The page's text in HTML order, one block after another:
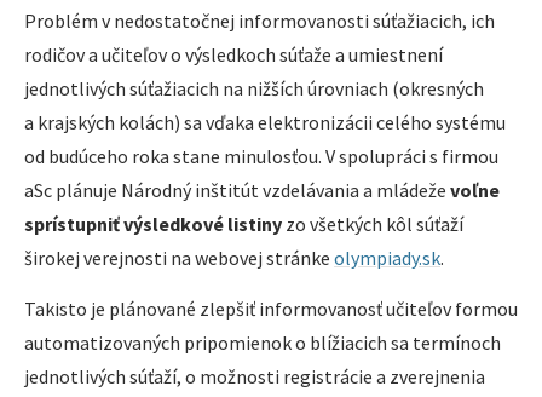
Problém v nedostatočnej informovanosti súťažiacich, ich
rodičov a učiteľov o výsledkoch súťaže a umiestnení
jednotlivých súťažiacich na nižších úrovniach (okresných
a krajských kolách) sa vďaka elektronizácii celého systému
od budúceho roka stane minulosťou. V spolupráci s firmou
aSc plánuje Národný inštitút vzdelávania a mládeže voľne
sprístupniť výsledkové listiny zo všetkých kôl súťaží
širokej verejnosti na webovej stránke olympiady.sk.
Takisto je plánované zlepšiť informovanosť učiteľov formou
automatizovaných pripomienok o blížiacich sa termínoch
jednotlivých súťaží, o možnosti registrácie a zverejnenia